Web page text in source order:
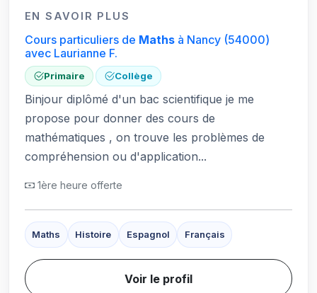
EN SAVOIR PLUS
Cours particuliers de Mathsà Nancy (54000)
avec Laurianne F.
Primaire Collège
Binjour diplômé d'un bac scientifique je me
propose pour donner des cours de
mathématiques , on trouve les problèmes de
compréhension ou d'application...
1ère heure offerte
Maths Histoire Espagnol Français
Voir le profil